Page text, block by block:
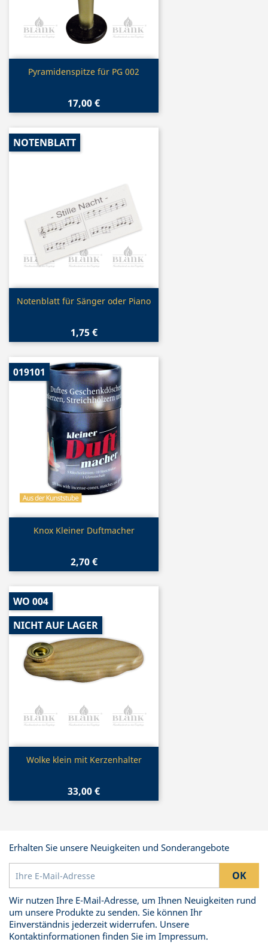
Vorschau
Pyramidenspitze für PG 002
17,00 €
Vorschau
Notenblatt für Sänger oder Piano
1,75 €
NOTENBLATT
Vorschau
Knox Kleiner Duftmacher
2,70 €
019101
Vorschau
Wolke klein mit Kerzenhalter
33,00 €
WO 004
NICHT AUF LAGER
Erhalten Sie unsere Neuigkeiten und Sonderangebote
Wir nutzen Ihre E-Mail-Adresse, um Ihnen Neuigkeiten rund
um unsere Produkte zu senden. Sie können Ihr
Einverständnis jederzeit widerrufen. Unsere
Kontaktinformationen finden Sie im Impressum.